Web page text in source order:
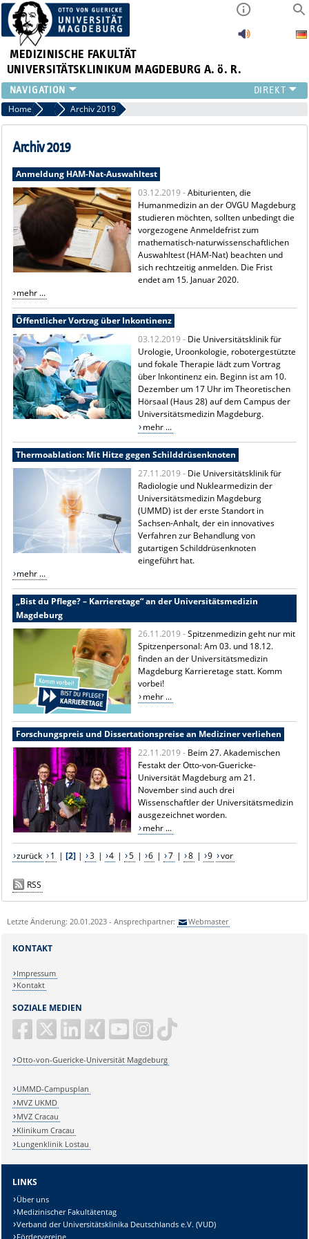
MEDIZINISCHE FAKULTÄT
UNIVERSITÄTSKLINIKUM MAGDEBURG A. ö. R.
INSTITUTE
KLINIKEN
ZENTRALE EINRICHTUNGEN
PRESSE
ÜBER UNS
INTERNATIONAL
INTRANET
Home Archiv Pressemitteilungen
Archiv 2019
Archiv 2019
Anmeldung HAM-Nat-Auswahltest
03.12.2019 -Abiturienten, die
Humanmedizin an der OVGU Magdeburg
studieren möchten, sollten unbedingt die
vorgezogene Anmeldefrist zum
mathematisch-naturwissenschaftlichen
Auswahltest (HAM-Nat) beachten und
sich rechtzeitig anmelden. Die Frist
endet am 15. Januar 2020.
mehr ...
Öffentlicher Vortrag über Inkontinenz
03.12.2019 - Die Universitätsklinik für
Urologie, Uroonkologie, robotergestützte
und fokale Therapie lädt zum Vortrag
über Inkontinenz ein. Beginn ist am 10.
Dezember um 17 Uhr im Theoretischen
Hörsaal (Haus 28) auf dem Campus der
Universitätsmedizin Magdeburg.
mehr ...
Thermoablation: Mit Hitze gegen Schilddrüsenknoten
27.11.2019 - Die Universitätsklinik für
Radiologie und Nuklearmedizin der
Universitätsmedizin Magdeburg
(UMMD) ist der erste Standort in
Sachsen-Anhalt, der ein innovatives
Verfahren zur Behandlung von
gutartigen Schilddrüsenknoten
eingeführt hat.
mehr ...
„Bist du Pflege? – Karrieretage“ an der Universitätsmedizin
Magdeburg
26.11.2019 -Spitzenmedizin geht nur mit
Spitzenpersonal: Am 03. und 18.12.
finden an der Universitätsmedizin
Magdeburg Karrieretage statt. Komm
vorbei!
mehr ...
Forschungspreis und Dissertationspreise an Mediziner verliehen
22.11.2019 - Beim 27. Akademischen
Festakt der Otto-von-Guericke-
Universität Magdeburg am 21.
November sind auch drei
Wissenschaftler der Universitätsmedizin
ausgezeichnet worden.
mehr ...
zurück 1 | [2]| 3 | 4 | 5 | 6 | 7 | 8 | 9 vor
RSS
Letzte Änderung: 20.01.2023 - Ansprechpartner: Webmaster
SOZIALE MEDIEN
Otto-von-Guericke-Universität Magdeburg
KONTAKT
Impressum
Kontakt
UMMD-Campusplan
MVZ UKMD
MVZ Cracau
Klinikum Cracau
Lungenklinik Lostau
LINKS
Über uns
Medizinischer Fakultätentag
Verband der Universitätsklinika Deutschlands e.V. (VUD)
Fördervereine